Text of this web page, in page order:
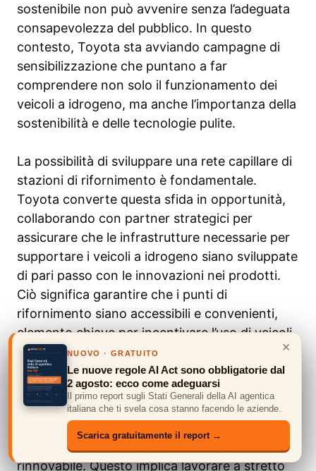
sostenibile non può avvenire senza l’adeguata
consapevolezza del pubblico. In questo
contesto, Toyota sta avviando campagne di
sensibilizzazione che puntano a far
comprendere non solo il funzionamento dei
veicoli a idrogeno, ma anche l’importanza della
sostenibilità e delle tecnologie pulite.
La possibilità di sviluppare una rete capillare di
stazioni di rifornimento è fondamentale.
Toyota converte questa sfida in opportunità,
collaborando con partner strategici per
assicurare che le infrastrutture necessarie per
supportare i veicoli a idrogeno siano sviluppate
di pari passo con le innovazioni nei prodotti.
Ciò significa garantire che i punti di
rifornimento siano accessibili e convenienti,
elemento chiave per incentivare l’uso di veicoli
alimentati a idrogeno.
Nello scenario globale, Toyota si pone anche
l’obiettivo di contribuire a una rete
internazionale di scambi commerciali che
enfatizzi l’idrogeno come carburante
rinnovabile. Questo implica lavorare a stretto
×
NUOVO · GRATUITO
Le nuove regole AI Act sono obbligatorie dal
2 agosto: ecco come adeguarsi
Il primo report sugli Stati Generali della AI agentica
italiana che ti svela cosa stanno facendo le aziende.
Scarica gratuitamente il report →